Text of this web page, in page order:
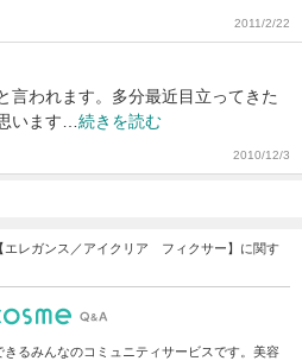
2011/2/22
言われます。多分最近目立ってきた
います… 続きを読む
2010/12/3
エレガンス／アイクリア フィクサー】に関す
るみんなのコミュニティサービスです。美容